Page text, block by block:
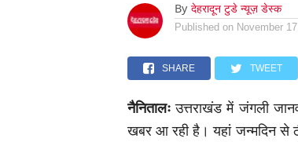
By देहरादून टुडे न्यूज़ डेस्क
Published on November
SHARE TWEET
नैनितालः उत्तराखंड में जंगली
खबर आ रही है। यहां जन्मदिन से